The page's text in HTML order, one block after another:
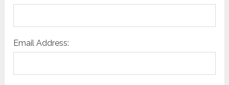
Email Address: